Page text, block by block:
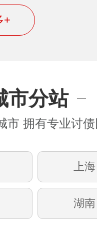
+
市分站
市 拥有专业讨
上海
湖南